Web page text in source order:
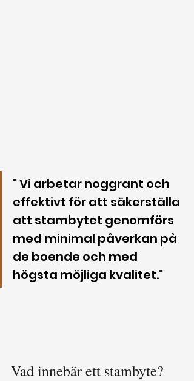
" Vi arbetar noggrant och
effektivt för att säkerställa
att stambytet genomförs
med minimal påverkan på
de boende och med
högsta möjliga kvalitet."
Vad innebär ett stambyte?